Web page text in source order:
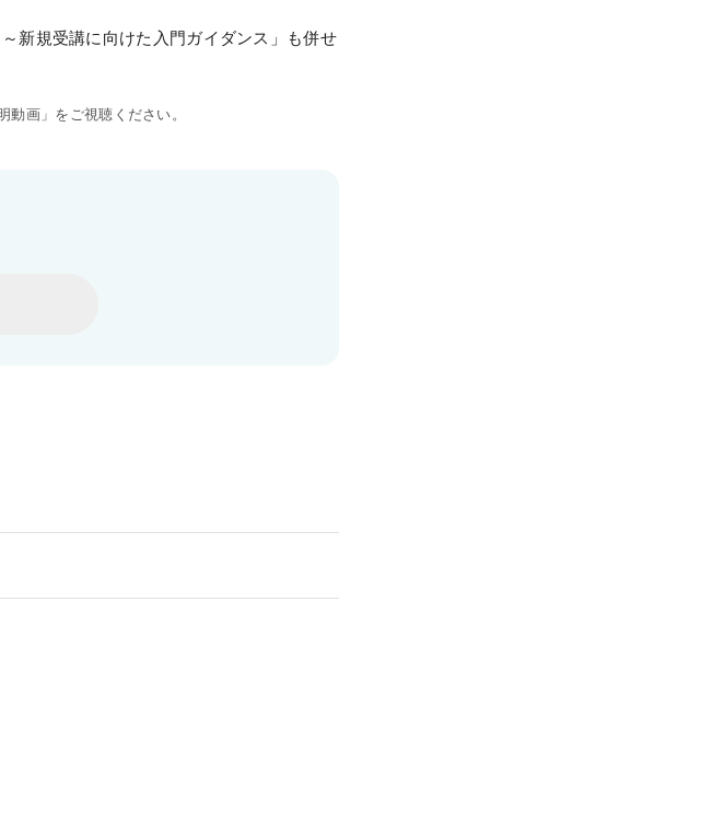
新規受講に向けた入門ガイダンス」も併せ
動画」 をご視聴ください。